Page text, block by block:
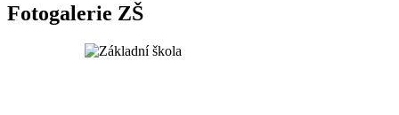
Fotogalerie ZŠ